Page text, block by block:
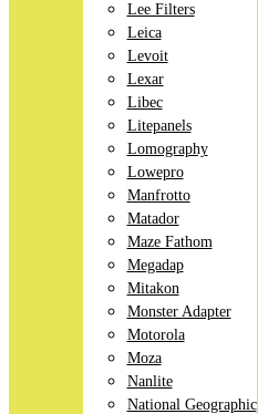
Lee Filters
Leica
Levoit
Lexar
Libec
Litepanels
Lomography
Lowepro
Manfrotto
Matador
Maze Fathom
Megadap
Mitakon
Monster Adapter
Motorola
Moza
Nanlite
National Geographic